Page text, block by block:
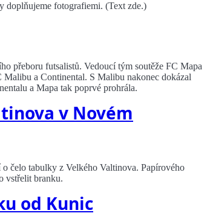
doplňujeme fotografiemi. (Text zde.)
přeboru futsalistů. Vedoucí tým soutěže FC Mapa
a Continental. S Malibu nakonec dokázal
a Mapa tak poprvé prohrála.
v Novém
čelo tabulky z Velkého Valtinova. Papírového
vstřelit branku.
od Kunic